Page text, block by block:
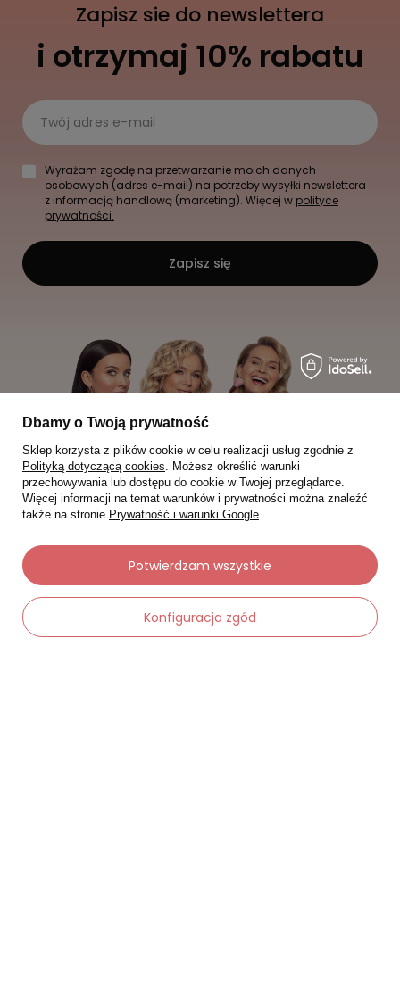
Zapisz sie do newslettera
i otrzymaj 10% rabatu
Twój adres e-mail
Wyrażam zgodę na przetwarzanie moich danych
osobowych (adres e-mail) na potrzeby wysyłki newslettera
z informacją handlową (marketing). Więcej w polityce
prywatności.
Zapisz się
Moje zamówienia
Status zamówienia
Dbamy o Twoją prywatność
Sklep korzysta z plików cookie w celu realizacji usług zgodnie z
Polityką dotyczącą cookies. Możesz określić warunki
przechowywania lub dostępu do cookie w Twojej przeglądarce.
Więcej informacji na temat warunków i prywatności można znaleźć
także na stronie Prywatność i warunki Google.
Konfiguracja zgód
Potwierdzam wszystkie